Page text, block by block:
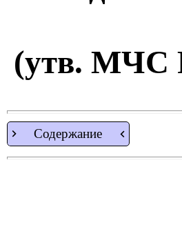
(утв. МЧС
Содержание